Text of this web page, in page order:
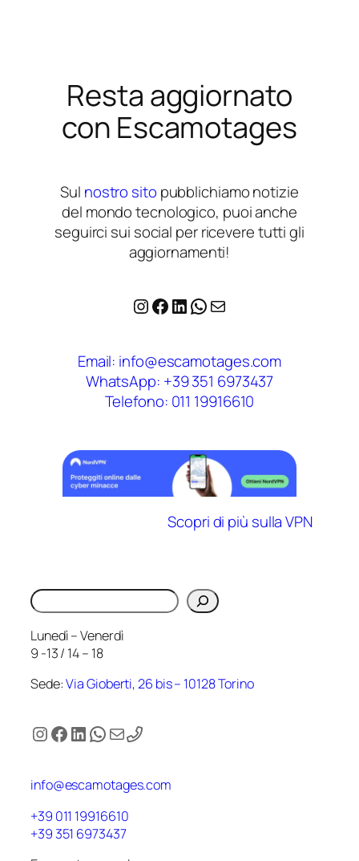
Resta aggiornato
con Escamotages
Sul nostro sito pubblichiamo notizie
del mondo tecnologico, puoi anche
seguirci sui social per ricevere tutti gli
aggiornamenti!
Instagram
Facebook
LinkedIn
WhatsApp
Email
Email: info@escamotages.com
WhatsApp: +39 351 6973437
Telefono: 011 19916610
Scopri di più sulla VPN
Cerca
Lunedì – Venerdì
9 -13 / 14 – 18
Sede:Via Gioberti, 26 bis – 10128 Torino
Instagram
Facebook
LinkedIn
WhatsApp
Email
info@escamotages.com
+39 011 19916610
+39 351 6973437